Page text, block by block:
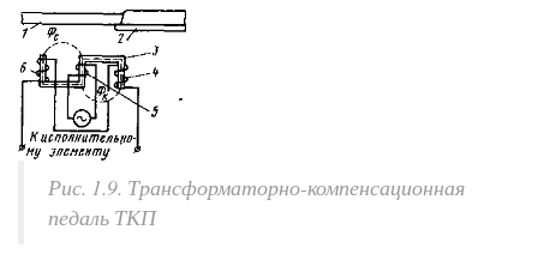
Рис. 1.9. Трансформаторно-компенсационная
педаль ТКП